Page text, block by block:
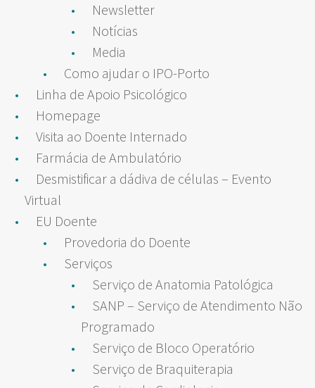
Newsletter
Notícias
Media
Como ajudar o IPO-Porto
Linha de Apoio Psicológico
Homepage
Visita ao Doente Internado
Farmácia de Ambulatório
Desmistificar a dádiva de células – Evento
Virtual
EU Doente
Provedoria do Doente
Serviços
Serviço de Anatomia Patológica
SANP – Serviço de Atendimento Não
Programado
Serviço de Bloco Operatório
Serviço de Braquiterapia